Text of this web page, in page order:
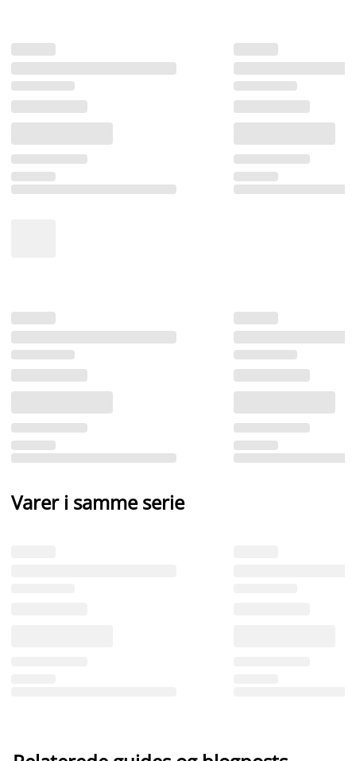
Varer i samme serie